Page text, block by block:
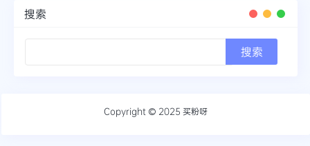
搜索
Copyright © 2025 买粉呀